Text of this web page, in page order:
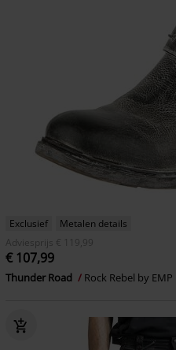
Exclusief
Metalen details
Adviesprijs
€ 119,99
€ 107,99
Thunder Road Rock Rebel by EMP